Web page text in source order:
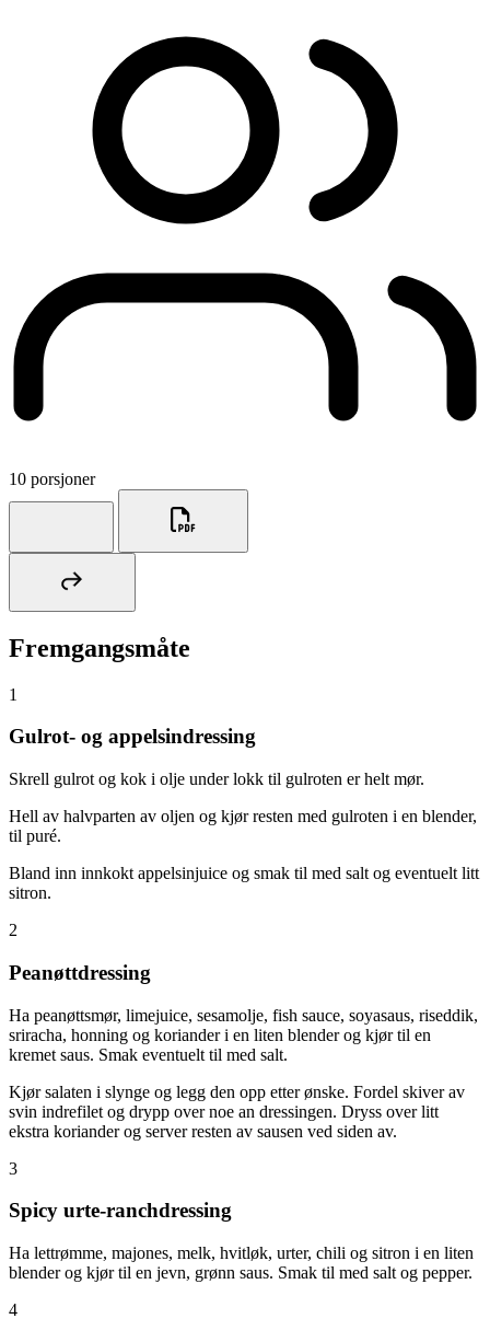
10 porsjoner
Fremgangsmåte
1
Gulrot- og appelsindressing
Skrell gulrot og kok i olje under lokk til gulroten er helt mør.
Hell av halvparten av oljen og kjør resten med gulroten i en blender,
til puré.
Bland inn innkokt appelsinjuice og smak til med salt og eventuelt litt
sitron.
2
Peanøttdressing
Ha peanøttsmør, limejuice, sesamolje, fish sauce, soyasaus, riseddik,
sriracha, honning og koriander i en liten blender og kjør til en
kremet saus. Smak eventuelt til med salt.
Kjør salaten i slynge og legg den opp etter ønske. Fordel skiver av
svin indrefilet og drypp over noe an dressingen. Dryss over litt
ekstra koriander og server resten av sausen ved siden av.
3
Spicy urte-ranchdressing
Ha lettrømme, majones, melk, hvitløk, urter, chili og sitron i en liten
blender og kjør til en jevn, grønn saus. Smak til med salt og pepper.
4